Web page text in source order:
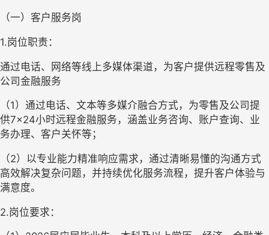
（一）客户服务岗
1.岗位职责：
通过电话、网络等线上多媒体渠道，为客户提供远程零售及
公司金融服务
（1）通过电话、文本等多媒介融合方式，为零售及公司提
供7×24小时远程金融服务，涵盖业务咨询、账户查询、业
务办理、客户关怀等；
（2）以专业能力精准响应需求，通过清晰易懂的沟通方式
高效解决复杂问题，并持续优化服务流程，提升客户体验与
满意度。
2.岗位要求：